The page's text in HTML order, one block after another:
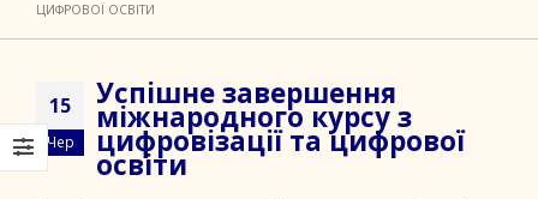
ЦИФРОВОЇ ОСВІТИ
15
Чер
Успішне завершення
міжнародного курсу з
цифровізації та цифрової
освіти